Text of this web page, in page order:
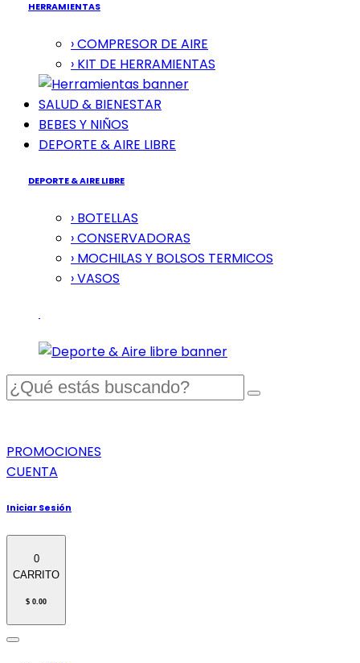
HERRAMIENTAS
› COMPRESOR DE AIRE
› KIT DE HERRAMIENTAS
SALUD & BIENESTAR
BEBES Y NIÑOS
DEPORTE & AIRE LIBRE
DEPORTE & AIRE LIBRE
› BOTELLAS
› CONSERVADORAS
› MOCHILAS Y BOLSOS TERMICOS
› VASOS
PROMOCIONES
CUENTA
Iniciar Sesión
0
CARRITO
$ 0.00